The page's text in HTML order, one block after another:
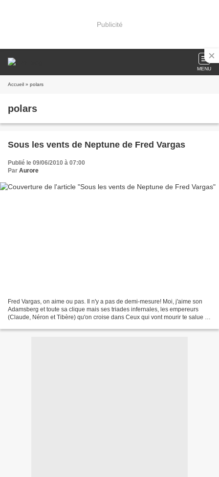
Publicité
MENU
Accueil » polars
polars
Sous les vents de Neptune de Fred Vargas
Publié le 09/06/2010 à 07:00
Par Aurore
Fred Vargas, on aime ou pas. Il n'y a pas de demi-mesure! Moi, j'aime son
Adamsberg et toute sa clique mais ses triades infernales, les empereurs
(Claude, Néron et Tibère) qu'on croise dans Ceux qui vont mourir te salue et